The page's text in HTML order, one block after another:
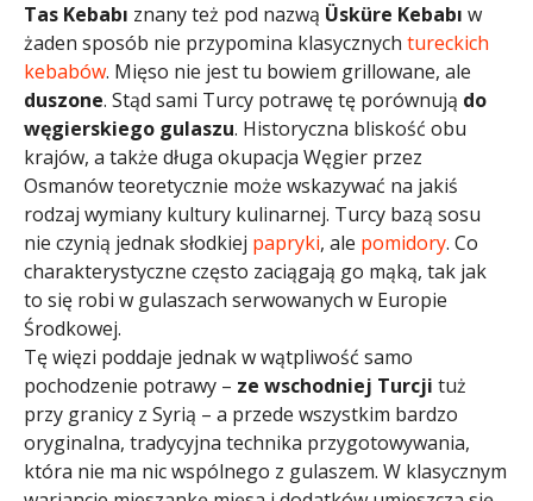
Tas Kebabı znany też pod nazwą Üsküre Kebabı w
żaden sposób nie przypomina klasycznych tureckich
kebabów. Mięso nie jest tu bowiem grillowane, ale
duszone. Stąd sami Turcy potrawę tę porównują do
węgierskiego gulaszu. Historyczna bliskość obu
krajów, a także długa okupacja Węgier przez
Osmanów teoretycznie może wskazywać na jakiś
rodzaj wymiany kultury kulinarnej. Turcy bazą sosu
nie czynią jednak słodkiej papryki, ale pomidory. Co
charakterystyczne często zaciągają go mąką, tak jak
to się robi w gulaszach serwowanych w Europie
Środkowej.
Tę więzi poddaje jednak w wątpliwość samo
pochodzenie potrawy – ze wschodniej Turcji tuż
przy granicy z Syrią – a przede wszystkim bardzo
oryginalna, tradycyjna technika przygotowywania,
która nie ma nic wspólnego z gulaszem. W klasycznym